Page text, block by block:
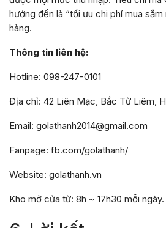
hướng đến là “tối ưu chi phí mua
hàng.
Thông tin liên hệ:
Hotline: 098-247-0101
Địa chỉ: 42 Liên Mạc, Bắc Từ Liêm,
Email: golathanh2014@gmail.com
Fanpage: fb.com/golathanh/
Website: golathanh.vn
Kho mở cửa từ: 8h ~ 17h30 mỗi ngày.